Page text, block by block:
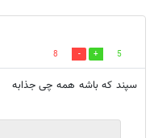
5
8
سپند که باشه همه چی جذابه